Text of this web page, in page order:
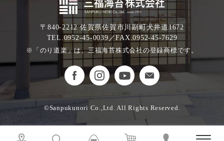
〒840-2212 佐賀県佐賀市川副町犬井道1672
TEL.0952-45-0039／FAX.0952-45-7629
※「のり道楽」は、三福海苔株式会社の登録商標です。
©Sanpukunori Co.,Ltd. All Rights Reserved.